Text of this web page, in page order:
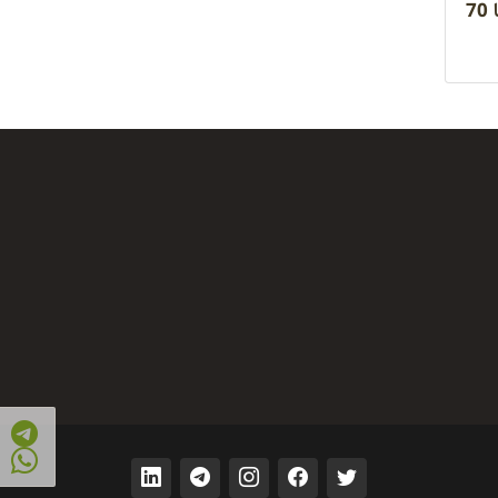
انتقاد شدید کارشناسان و متخصصان حوزه کشاورزی قرار گرفته بود ، کنترل شده و تا 70